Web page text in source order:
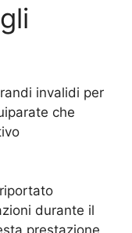
invalidi per
che
durante il